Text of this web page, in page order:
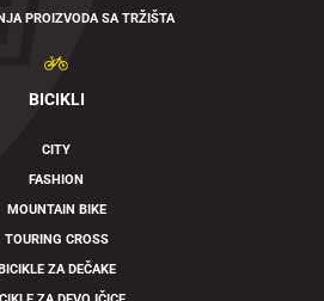
PROIZVODA SA TRŽIŠTA
BICIKLI
CITY
FASHION
MOUNTAIN BIKE
TOURING CROSS
BICIKLE ZA DEČAKE